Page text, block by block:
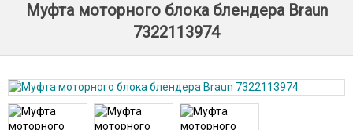
Муфта моторного блока блендера Braun
7322113974